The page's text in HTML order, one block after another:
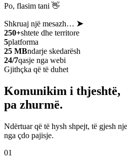
Po, flasim tani 👋
Shkruaj një mesazh… ➤
250+shtete dhe territore
5platforma
25 MBndarje skedarësh
24/7qasje nga webi
Gjithçka që të duhet
Komunikim i thjeshtë,
pa zhurmë.
Ndërtuar që të hysh shpejt, të gjesh
nga çdo pajisje.
01